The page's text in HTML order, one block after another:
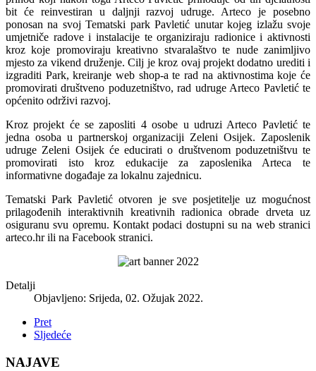
bit će reinvestiran u daljnji razvoj udruge. Arteco je posebno
ponosan na svoj Tematski park Pavletić unutar kojeg izlažu svoje
umjetniče radove i instalacije te organiziraju radionice i aktivnosti
kroz koje promoviraju kreativno stvaralaštvo te nude zanimljivo
mjesto za vikend druženje. Cilj je kroz ovaj projekt dodatno urediti i
izgraditi Park, kreiranje web shop-a te rad na aktivnostima koje će
promovirati društveno poduzetništvo, rad udruge Arteco Pavletić te
općenito održivi razvoj.
Kroz projekt će se zaposliti 4 osobe u udruzi Arteco Pavletić te
jedna osoba u partnerskoj organizaciji Zeleni Osijek. Zaposlenik
udruge Zeleni Osijek će educirati o društvenom poduzetništvu te
promovirati isto kroz edukacije za zaposlenika Arteca te
informativne događaje za lokalnu zajednicu.
Tematski Park Pavletić otvoren je sve posjetitelje uz mogućnost
prilagođenih interaktivnih kreativnih radionica obrade drveta uz
osiguranu svu opremu. Kontakt podaci dostupni su na web stranici
arteco.hr ili na Facebook stranici.
Detalji
Objavljeno: Srijeda, 02. Ožujak 2022.
Pret
Sljedeće
NAJAVE